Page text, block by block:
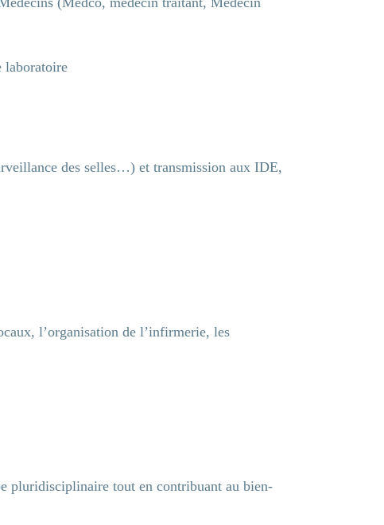
Ok
laboratoire
des selles…) et transmission aux IDE,
l’organisation de l’infirmerie, les
pluridisciplinaire tout en contribuant au bien-